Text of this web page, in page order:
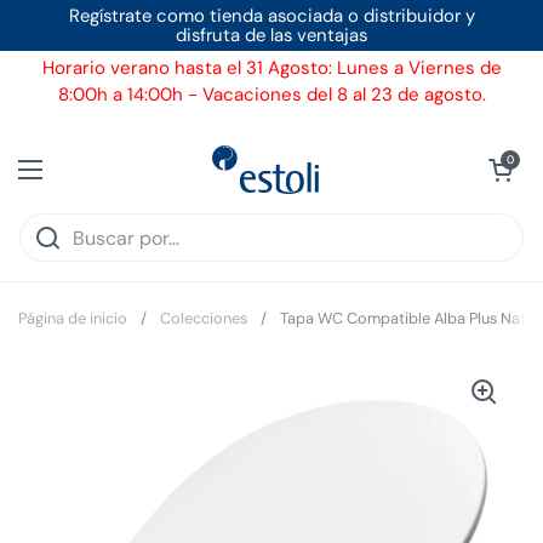
Ir al contenidoRegístrate como tienda asociada o distribuidor y
disfruta de las ventajas
Horario verano hasta el 31 Agosto: Lunes a Viernes de
8:00h a 14:00h - Vacaciones del 8 al 23 de agosto.
Abrir menú
Ver carrito
0
Página de inicio / Colecciones / Tapa WC Compatible Alba Plus